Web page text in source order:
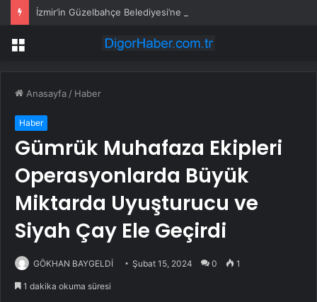
Menü
Anasayfa / Haber
Haber
Gümrük Muhafaza Ekipleri
Operasyonlarda Büyük
Miktarda Uyuşturucu ve
Siyah Çay Ele Geçirdi
GÖKHAN BAYGELDİ Şubat 15, 2024 0 1
1 dakika okuma süresi